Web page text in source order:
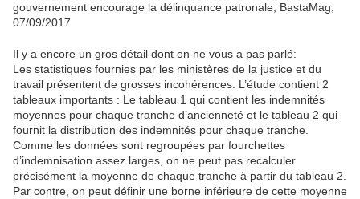
gouvernement encourage la délinquance patronale, BastaMag,
07/09/2017
Il y a encore un gros détail dont on ne vous a pas parlé:
Les statistiques fournies par les ministères de la justice et du
travail présentent de grosses incohérences. L’étude contient 2
tableaux importants : Le tableau 1 qui contient les indemnités
moyennes pour chaque tranche d’ancienneté et le tableau 2 qui
fournit la distribution des indemnités pour chaque tranche.
Comme les données sont regroupées par fourchettes
d’indemnisation assez larges, on ne peut pas recalculer
précisément la moyenne de chaque tranche à partir du tableau 2.
Par contre, on peut définir une borne inférieure de cette moyenne